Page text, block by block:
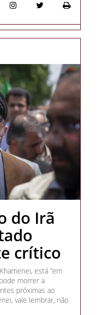
do Irã
crítico
está “em
morrer a
próximas ao
vale lembrar, não